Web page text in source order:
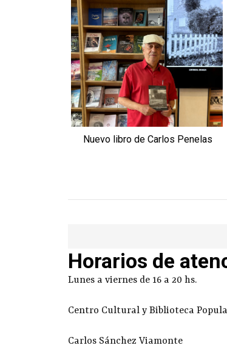
Nuevo libro de Carlos Penelas
Horarios de
Lunes a viernes de 16 a 20 hs.
Centro Cultural y Biblioteca
Carlos Sánchez Viamonte